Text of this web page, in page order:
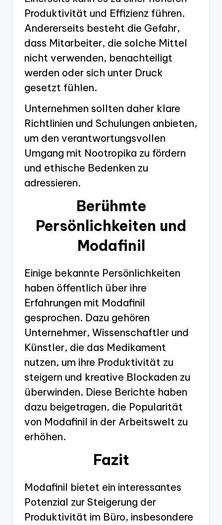
Produktivität und Effizienz führen.
Andererseits besteht die Gefahr,
dass Mitarbeiter, die solche Mittel
nicht verwenden, benachteiligt
werden oder sich unter Druck
gesetzt fühlen.
Unternehmen sollten daher klare
Richtlinien und Schulungen anbieten,
um den verantwortungsvollen
Umgang mit Nootropika zu fördern
und ethische Bedenken zu
adressieren.
Berühmte
Persönlichkeiten und
Modafinil
Einige bekannte Persönlichkeiten
haben öffentlich über ihre
Erfahrungen mit Modafinil
gesprochen. Dazu gehören
Unternehmer, Wissenschaftler und
Künstler, die das Medikament
nutzen, um ihre Produktivität zu
steigern und kreative Blockaden zu
überwinden. Diese Berichte haben
dazu beigetragen, die Popularität
von Modafinil in der Arbeitswelt zu
erhöhen.
Fazit
Modafinil bietet ein interessantes
Potenzial zur Steigerung der
Produktivität im Büro, insbesondere